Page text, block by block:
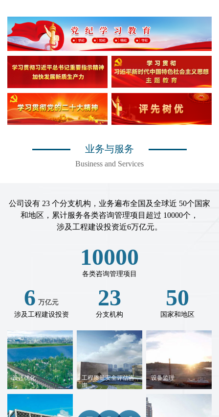
业务与服务
Business and Services
公司设有 23 个分支机构，业务遍布全国及全球近 50个国家
和地区，累计服务各类咨询管理项目超过 10000个，
涉及工程建设投资近6万亿元。
10000
各类咨询管理项目
6 万亿元
涉及工程建设投资
23
分支机构
50
国家和地区
设计优化
工程质量安全评估咨
询
通过对工程不同阶
设备监理
对各类工程设备和
其他工业成套设备